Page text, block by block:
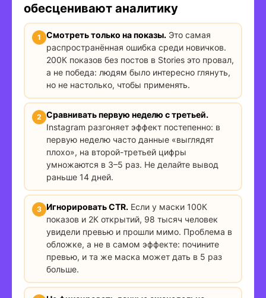
обесценивают аналитику
Смотреть только на показы.Это самая
распространённая ошибка среди новичков.
200К показов без постов в Stories это провал,
а не победа: людям было интересно глянуть,
но не настолько, чтобы применять.
Сравнивать первую неделю с третьей.
Instagram разгоняет эффект постепенно: в
первую неделю часто данные «выглядят
плохо», на второй-третьей цифры
умножаются в 3–5 раз. Не делайте вывод
раньше 14 дней.
Игнорировать CTR.Если у маски 100К
показов и 2К открытий, 98 тысяч человек
увидели превью и прошли мимо. Проблема в
обложке, а не в самом эффекте: почините
превью, и та же маска может дать в 5 раз
больше.